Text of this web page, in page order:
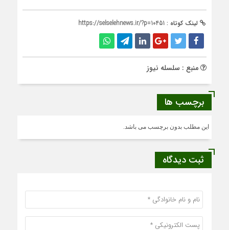
لینک کوتاه : https://selselehnews.ir/?p=10451
منبع : سلسله نیوز
برچسب ها
این مطلب بدون برچسب می باشد.
ثبت دیدگاه